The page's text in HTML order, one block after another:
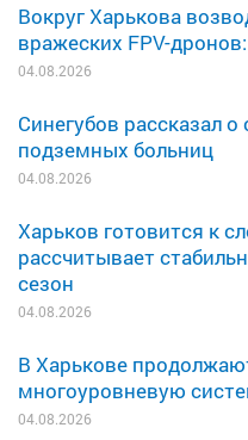
Вокруг Харькова
вражеских FPV-
04.08.2026
Синегубов рассказал
подземных больниц
04.08.2026
Харьков готовится к
рассчитывает
сезон
04.08.2026
В Харькове
многоуровневую
04.08.2026